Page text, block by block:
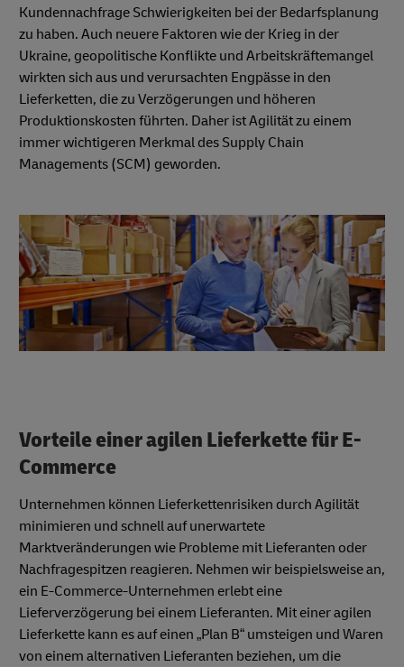
Kundennachfrage Schwierigkeiten bei der Bedarfsplanung
zu haben. Auch neuere Faktoren wie der Krieg in der
Ukraine, geopolitische Konflikte und Arbeitskräftemangel
wirkten sich aus und verursachten Engpässe in den
Lieferketten, die zu Verzögerungen und höheren
Produktionskosten führten. Daher ist Agilität zu einem
immer wichtigeren Merkmal des Supply Chain
Managements (SCM) geworden.
Vorteile einer agilen Lieferkette für E-
Commerce
Unternehmen können Lieferkettenrisiken durch Agilität
minimieren und schnell auf unerwartete
Marktveränderungen wie Probleme mit Lieferanten oder
Nachfragespitzen reagieren. Nehmen wir beispielsweise an,
ein E-Commerce-Unternehmen erlebt eine
Lieferverzögerung bei einem Lieferanten. Mit einer agilen
Lieferkette kann es auf einen „Plan B“ umsteigen und Waren
von einem alternativen Lieferanten beziehen, um die